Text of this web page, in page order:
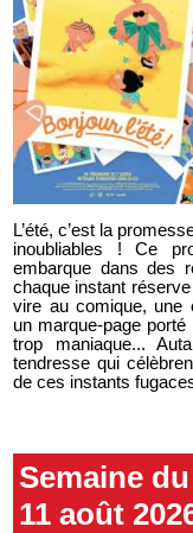
Services
Contacts
L’été, c’est la
inoubliables ! Ce
embarque dans des
chaque instant
vire au comique, une
un marque-page
trop maniaque...
tendresse qui
de ces instants
Semaine
11 août